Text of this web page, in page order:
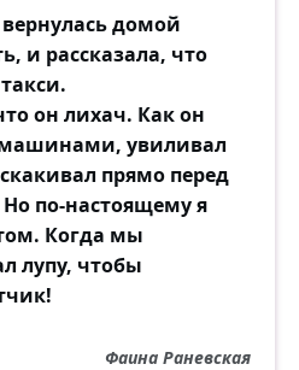
домой
и рассказала, что
он лихач. Как он
увиливал
прямо перед
по-настоящему я
Когда мы
лупу, чтобы
Фаина Раневская